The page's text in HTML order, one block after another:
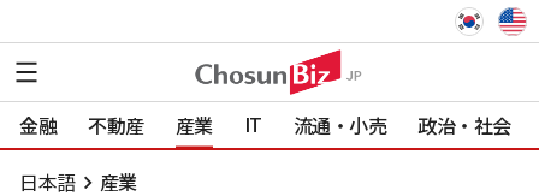
金融 不動産 産業 IT 流通・小売 政治・社会
日本語 産業